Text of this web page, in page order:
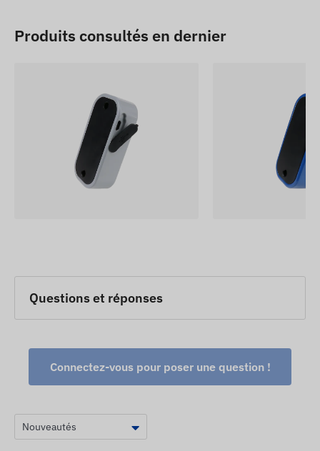
Produits consultés en dernier
Questions et réponses
Connectez-vous pour poser une question !